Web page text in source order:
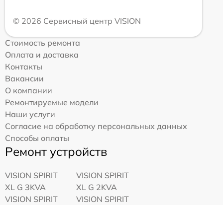
© 2026 Сервисный центр VISION
Стоимость ремонта
Оплата и доставка
Контакты
Вакансии
О компании
Ремонтируемые модели
Наши услуги
Согласие на обработку персональных данных
Способы оплаты
Ремонт устройств
VISION SPIRIT
XL G 3KVA
VISION SPIRIT
XL G 2KVA
VISION SPIRIT
VISION SPIRIT